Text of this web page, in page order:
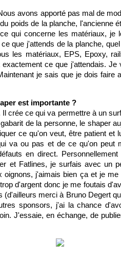
avons apporté pas mal de
poids de la planche, l'ancienne
qui concerne les matériaux, je
que j'attends de la planche,
les matériaux, EPS, Epoxy,
ce que j'attendais. Je
je sais que je dois faire
est importante ?
crée ce qui va permettre à un
de la personne, le shaper
ce qu'on veut, être patient et
va ou pas et de ce qu'on peut
en direct.
et Fatlines, je surfais avec un
oignons, j'aimais bien ça et je
d'argent donc je me foutais
merci à Bruno Degert
sponsors, j'ai la chance
J'essaie, en échange, de